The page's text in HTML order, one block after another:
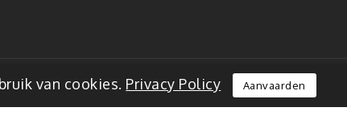
van cookies. Privacy Policy Aanvaarden